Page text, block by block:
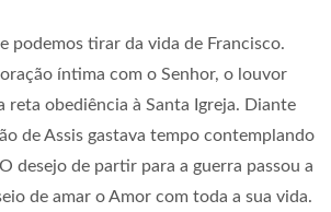
podemos tirar da vida de Francisco.
íntima com o Senhor, o louvor
reta obediência à Santa Igreja. Diante
de Assis gastava tempo contemplando
desejo de partir para a guerra passou a
de amar o Amor com toda a sua vida.